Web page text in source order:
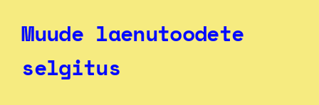
Muude laenutoodete
selgitus